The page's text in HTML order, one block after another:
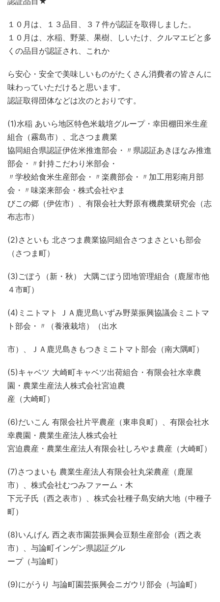
１０月は、１３品目、３７件が認証を取得しました。
１０月は、水稲、野菜、果樹、しいたけ、クルマエビと多
くの品目が認証され、これか
ら安心・安全で美味しいものがたくさん消費者の皆さんに
味わっていただけると思います。
認証取得団体などは次のとおりです。
(1)水稲 あいら地区特色米栽培グループ・幸田棚田米生産
組合（霧島市）、北さつま農業
協同組合県認証伊佐米推進部会・〃県認証あきほなみ推進
部会・〃針持こだわり米部会・
〃学校給食米生産部会・〃楽農部会・〃加工用彩南月部
会・〃味楽来部会・株式会社やま
びこの郷（伊佐市）、有限会社大野原有機農業研究会（志
布志市）
(2)さといも 北さつま農業協同組合さつまさといも部会
（さつま町）
(3)ごぼう（新・秋） 大隅ごぼう団地管理組合（鹿屋市他
４市町）
(4)ミニトマト ＪＡ鹿児島いずみ野菜振興協議会ミニトマ
ト部会・〃（養液栽培）（出水
市）、ＪＡ鹿児島きもつきミニトマト部会（南大隅町）
(5)キャベツ 大崎町キャベツ出荷組合・有限会社水幸農
園・農業生産法人株式会社宮迫農
産（大崎町）
(6)だいこん 有限会社片平農産（東串良町）、有限会社水
幸農園・農業生産法人株式会社
宮迫農産・農業生産法人有限会社しろやま農産（大崎町）
(7)さつまいも 農業生産法人有限会社丸栄農産（鹿屋
市）、株式会社むつみファーム・木
下元子氏（西之表市）、株式会社種子島安納大地（中種子
町）
(8)いんげん 西之表市園芸振興会豆類生産部会（西之表
市）、与論町インゲン県認証グル
ープ（与論町）
(9)にがうり 与論町園芸振興会ニガウリ部会（与論町）